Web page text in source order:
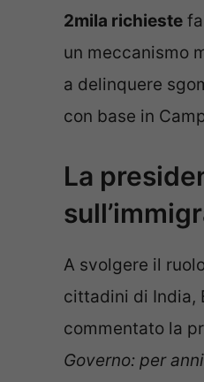
2mila richieste
un meccanismo
a delinquere
con base in
La
A svolgere il
cittadini di India,
commentato la
Governo: per